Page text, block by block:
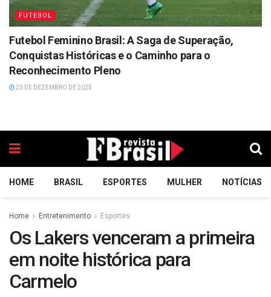
FUTEBOL
Futebol Feminino Brasil: A Saga de Superação,
Conquistas Históricas e o Caminho para o
Reconhecimento Pleno
23 DE DEZEMBRO DE 2025
HOME BRASIL ESPORTES MULHER NOTÍCIAS
Home Entretenimento Esportes
Os Lakers venceram a primeira
em noite histórica para
Carmelo